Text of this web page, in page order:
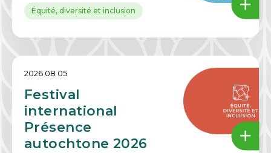
Équité, diversité et inclusion
2026 08 05
Festival
international
Présence
autochtone 2026